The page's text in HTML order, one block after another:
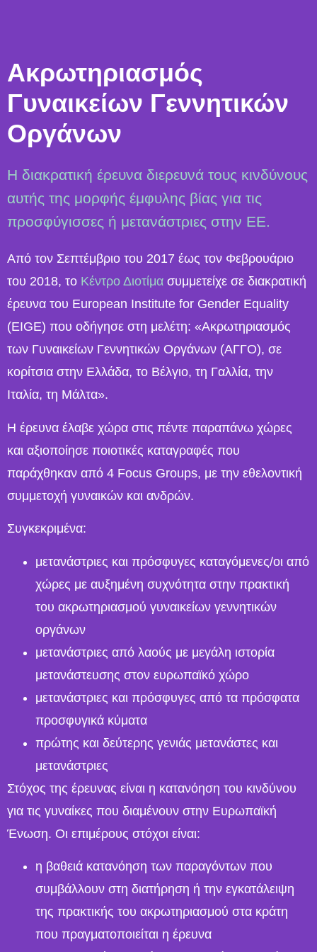
Ακρωτηριασμός
Γυναικείων Γεννητικών
Οργάνων
Η διακρατική έρευνα διερευνά τους κινδύνους
αυτής της μορφής έμφυλης βίας για τις
προσφύγισσες ή μετανάστριες στην ΕΕ.
Από τον Σεπτέμβριο του 2017 έως τον Φεβρουάριο
του 2018, το Κέντρο Διοτίμα συμμετείχε σε διακρατική
έρευνα του European Institute for Gender Equality
(EIGE) που οδήγησε στη μελέτη: «Ακρωτηριασμός
των Γυναικείων Γεννητικών Οργάνων (ΑΓΓΟ), σε
κορίτσια στην Ελλάδα, το Βέλγιο, τη Γαλλία, την
Ιταλία, τη Μάλτα».
Η έρευνα έλαβε χώρα στις πέντε παραπάνω χώρες
και αξιοποίησε ποιοτικές καταγραφές που
παράχθηκαν από 4 Focus Groups, με την εθελοντική
συμμετοχή γυναικών και ανδρών.
Συγκεκριμένα:
μετανάστριες και πρόσφυγες καταγόμενες/οι από
χώρες με αυξημένη συχνότητα στην πρακτική
του ακρωτηριασμού γυναικείων γεννητικών
οργάνων
μετανάστριες από λαούς με μεγάλη ιστορία
μετανάστευσης στον ευρωπαϊκό χώρο
μετανάστριες και πρόσφυγες από τα πρόσφατα
προσφυγικά κύματα
πρώτης και δεύτερης γενιάς μετανάστες και
μετανάστριες
Στόχος της έρευνας είναι η κατανόηση του κινδύνου
για τις γυναίκες που διαμένουν στην Ευρωπαϊκή
Ένωση. Οι επιμέρους στόχοι είναι:
η βαθειά κατανόηση των παραγόντων που
συμβάλλουν στη διατήρηση ή την εγκατάλειψη
της πρακτικής του ακρωτηριασμού στα κράτη
που πραγματοποιείται η έρευνα